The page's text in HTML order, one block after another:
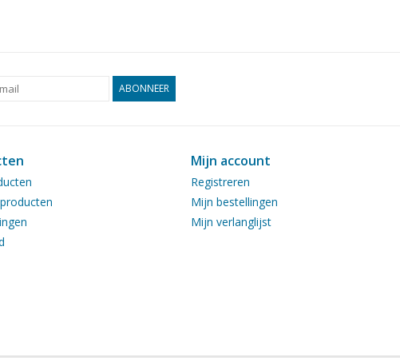
Gewicht in gram
Bijzonderheden zie ook bij 10.00.002
Kopie artikel: zie bij 10.00.002
ABONNEER
Mijn account
Registreren
Mijn bestellingen
Mijn verlanglijst